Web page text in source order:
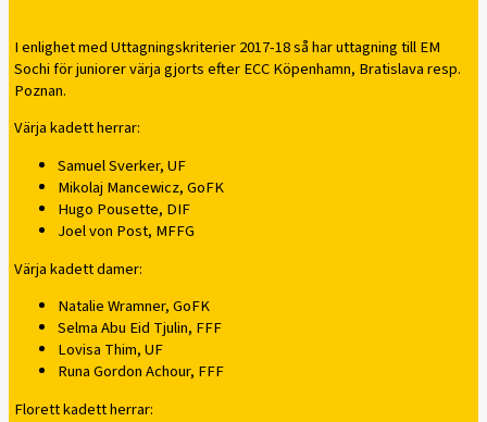
I enlighet med Uttagningskriterier 2017-18 så har uttagning till EM
Sochi för juniorer värja gjorts efter ECC Köpenhamn, Bratislava resp.
Poznan.
Värja kadett herrar:
Samuel Sverker, UF
Mikolaj Mancewicz, GoFK
Hugo Pousette, DIF
Joel von Post, MFFG
Värja kadett damer:
Natalie Wramner, GoFK
Selma Abu Eid Tjulin, FFF
Lovisa Thim, UF
Runa Gordon Achour, FFF
Florett kadett herrar: